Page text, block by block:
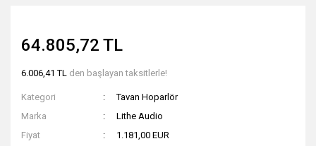
64.805,72 TL
6.006,41 TL den başlayan taksitlerle!
Kategori
Tavan Hoparlör
Marka
Lithe Audio
Fiyat
1.181,00 EUR